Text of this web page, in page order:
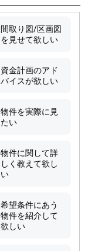
間取り図/区画図
を見せて欲しい
資金計画のアド
バイスが欲しい
物件を実際に見
たい
物件に関して詳
しく教えて欲し
い
希望条件にあう
物件を紹介して
欲しい